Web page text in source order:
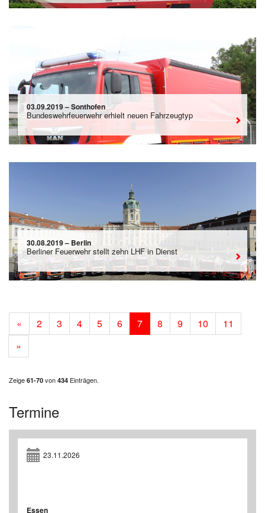
03.09.2019 – Sonthofen
Bundeswehrfeuerwehr erhielt neuen Fahrzeugtyp
30.08.2019 – Berlin
Berliner Feuerwehr stellt zehn LHF in Dienst
« 2 3 4 5 6 7 8 9 10
11
»
Zeige 61-70 von 434 Einträgen.
Termine
23.11.2026
Essen